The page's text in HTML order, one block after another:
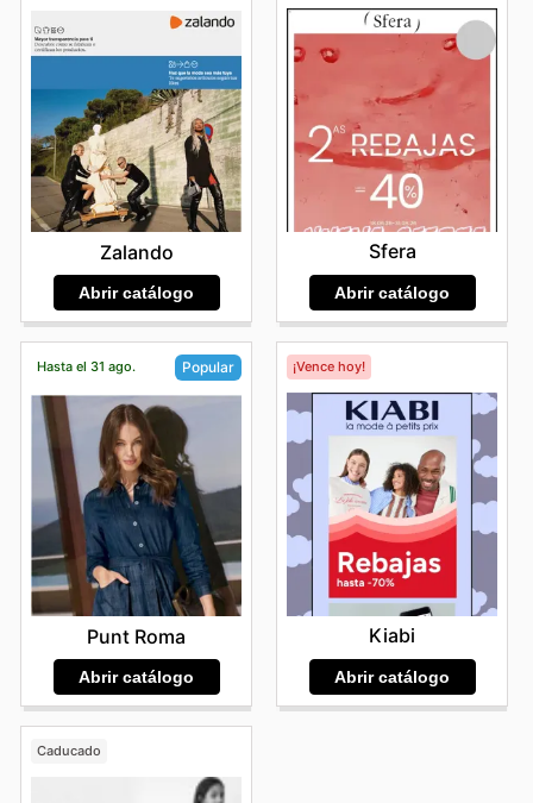
Zalando
Abrir catálogo
Sfera
Abrir catálogo
Hasta el 31 ago. Popular
Punt Roma
Abrir catálogo
¡Vence hoy!
Kiabi
Abrir catálogo
Caducado